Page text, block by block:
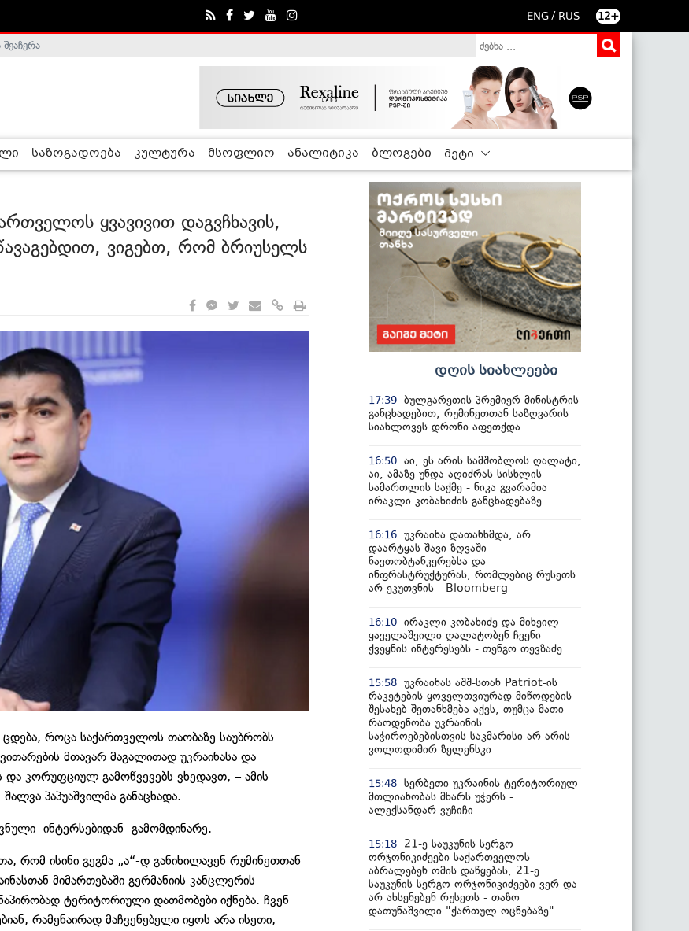
ENG / RUS 12+
კომისია
საზოგადოება კულტურა მსოფლიო ანალიტიკა ბლოგები მეტი
ყვავივით დაგვჩხავის,
ვიგებთ, რომ ბრიუსელს
ცდება, როცა საქართველოს თაობაზე საუბრობს
მთავარ მაგალითად უკრაინასა და
და კორუფციულ გამოწვევებს ვხედავთ, – ამის
პაპუაშვილმა განაცხადა.
ინტერსებიდან გამომდინარე.
რომ ისინი გეგმა „ა“-დ განიხილავენ რუმინეთთან
მიმართებაში გერმანიის კანცლერის
ტერიტორიული დათმობები იქნება. ჩვენ
რამენაირად მაჩვენებელი იყოს არა ისეთი,
დღის სიახლეები
17:39 ბულგარეთის პრემიერ-მინისტრის
განცხადებით, რუმინეთთან საზღვარის
სიახლოვეს დრონი აფეთქდა
16:50 აი, ეს არის სამშობლოს ღალატი,
აი, ამაზე უნდა აღიძრას სისხლის
სამართლის საქმე - ნიკა გვარამია
ირაკლი კობახიძის განცხადებაზე
16:16 უკრაინა დათანხმდა, არ
დაარტყას შავი ზღვაში
ნავთობტანკერებსა და
ინფრასტრუქტურას, რომლებიც რუსეთს
არ ეკუთვნის - Bloomberg
16:10 ირაკლი კობახიძე და მიხეილ
ყაველაშვილი ღალატობენ ჩვენი
ქვეყნის ინტერესებს - თენგო თევზაძე
15:58 უკრაინას აშშ-სთან Patriot-ის
რაკეტების ყოველთვიურად მიწოდების
შესახებ შეთანხმება აქვს, თუმცა მათი
რაოდენობა უკრაინის
საჭიროებებისთვის საკმარისი არ არის -
ვოლოდიმირ ზელენსკი
15:48 სერბეთი უკრაინის ტერიტორიულ
მთლიანობას მხარს უჭერს -
ალექსანდარ ვუჩიჩი
15:18
21-ე საუკუნის სერგო
ორჯონიკიძეები საქართველოს
აბრალებენ ომის დაწყებას, 21-ე
საუკუნის სერგო ორჯონიკიძეები ვერ და
არ ახსენებენ რუსეთს - თაზო
დათუნაშვილი "ქართულ ოცნებაზე"